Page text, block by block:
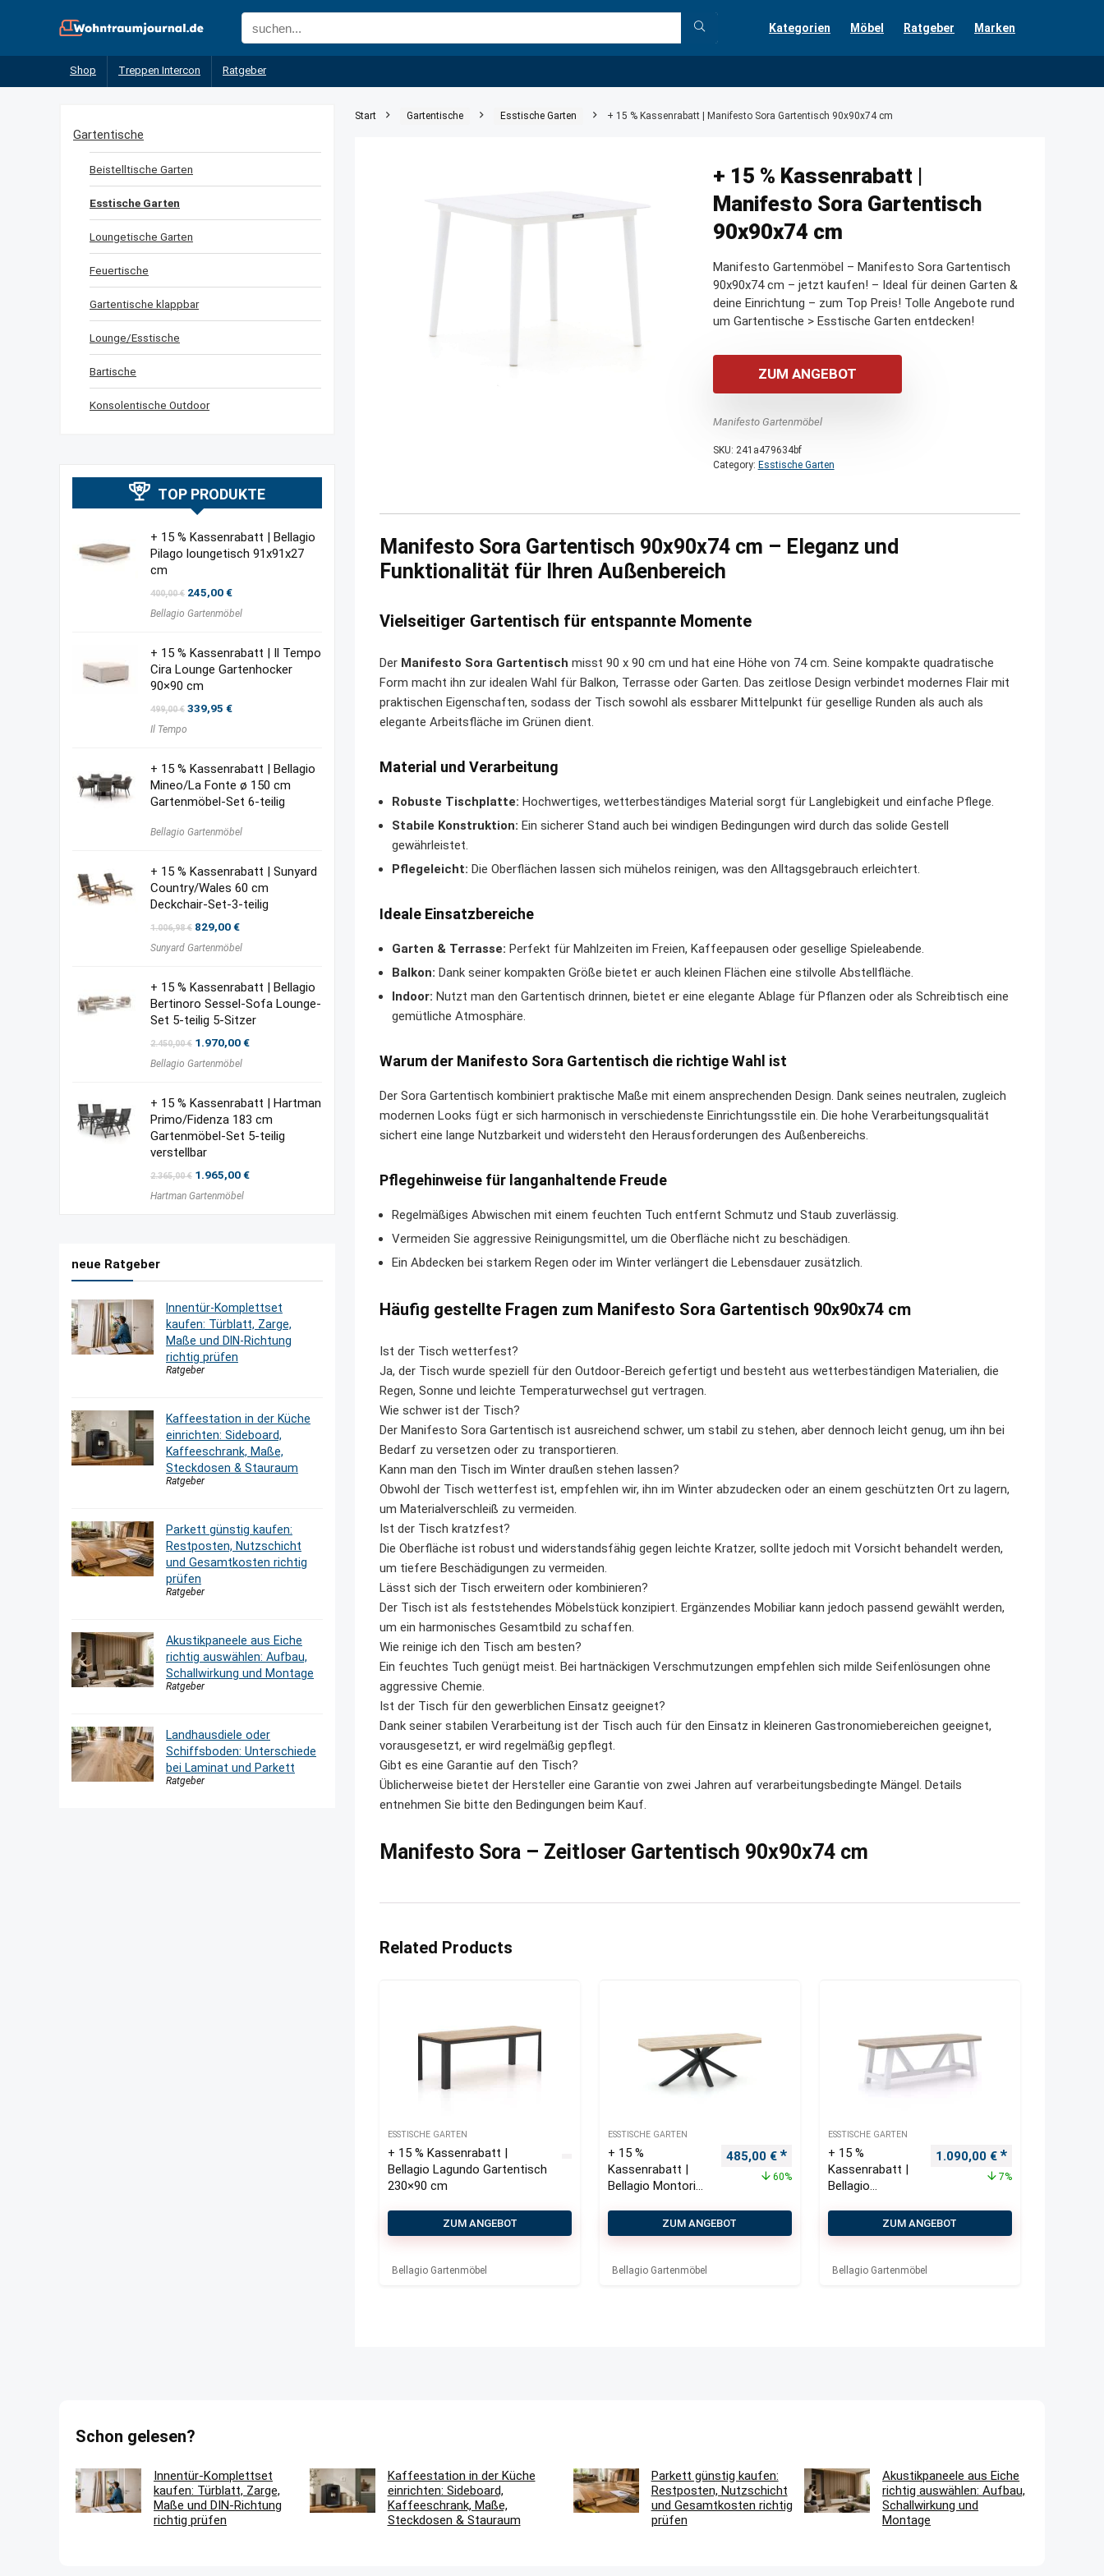
Kategorien Möbel Ratgeber Marken
Shop Treppen Intercon Ratgeber
Start Gartentische Esstische Garten + 15 % Kassenrabatt | Manifesto Sora Gartentisch 90x90x74 cm
+ 15 % Kassenrabatt |
Manifesto Sora Gartentisch
90x90x74 cm
Manifesto Gartenmöbel – Manifesto Sora Gartentisch
90x90x74 cm – jetzt kaufen! – Ideal für deinen Garten &
deine Einrichtung – zum Top Preis! Tolle Angebote rund
um Gartentische > Esstische Garten entdecken!
ZUM ANGEBOT
Manifesto Gartenmöbel
SKU: 241a479634bf
Category: Esstische Garten
Manifesto Sora Gartentisch 90x90x74 cm – Eleganz und
Funktionalität für Ihren Außenbereich
Vielseitiger Gartentisch für entspannte Momente
Der Manifesto Sora Gartentisch misst 90 x 90 cm und hat eine Höhe von 74 cm. Seine kompakte quadratische
Form macht ihn zur idealen Wahl für Balkon, Terrasse oder Garten. Das zeitlose Design verbindet modernes Flair mit
praktischen Eigenschaften, sodass der Tisch sowohl als essbarer Mittelpunkt für gesellige Runden als auch als
elegante Arbeitsfläche im Grünen dient.
Material und Verarbeitung
Robuste Tischplatte: Hochwertiges, wetterbeständiges Material sorgt für Langlebigkeit und einfache Pflege.
Stabile Konstruktion: Ein sicherer Stand auch bei windigen Bedingungen wird durch das solide Gestell
gewährleistet.
Pflegeleicht: Die Oberflächen lassen sich mühelos reinigen, was den Alltagsgebrauch erleichtert.
Ideale Einsatzbereiche
Garten & Terrasse: Perfekt für Mahlzeiten im Freien, Kaffeepausen oder gesellige Spieleabende.
Balkon: Dank seiner kompakten Größe bietet er auch kleinen Flächen eine stilvolle Abstellfläche.
Indoor: Nutzt man den Gartentisch drinnen, bietet er eine elegante Ablage für Pflanzen oder als Schreibtisch eine
gemütliche Atmosphäre.
Warum der Manifesto Sora Gartentisch die richtige Wahl ist
Der Sora Gartentisch kombiniert praktische Maße mit einem ansprechenden Design. Dank seines neutralen, zugleich
modernen Looks fügt er sich harmonisch in verschiedenste Einrichtungsstile ein. Die hohe Verarbeitungsqualität
sichert eine lange Nutzbarkeit und widersteht den Herausforderungen des Außenbereichs.
Pflegehinweise für langanhaltende Freude
Regelmäßiges Abwischen mit einem feuchten Tuch entfernt Schmutz und Staub zuverlässig.
Vermeiden Sie aggressive Reinigungsmittel, um die Oberfläche nicht zu beschädigen.
Ein Abdecken bei starkem Regen oder im Winter verlängert die Lebensdauer zusätzlich.
Häufig gestellte Fragen zum Manifesto Sora Gartentisch 90x90x74 cm
Ist der Tisch wetterfest?
Ja, der Tisch wurde speziell für den Outdoor-Bereich gefertigt und besteht aus wetterbeständigen Materialien, die
Regen, Sonne und leichte Temperaturwechsel gut vertragen.
Wie schwer ist der Tisch?
Der Manifesto Sora Gartentisch ist ausreichend schwer, um stabil zu stehen, aber dennoch leicht genug, um ihn bei
Bedarf zu versetzen oder zu transportieren.
Kann man den Tisch im Winter draußen stehen lassen?
Obwohl der Tisch wetterfest ist, empfehlen wir, ihn im Winter abzudecken oder an einem geschützten Ort zu lagern,
um Materialverschleiß zu vermeiden.
Ist der Tisch kratzfest?
Die Oberfläche ist robust und widerstandsfähig gegen leichte Kratzer, sollte jedoch mit Vorsicht behandelt werden,
um tiefere Beschädigungen zu vermeiden.
Lässt sich der Tisch erweitern oder kombinieren?
Der Tisch ist als feststehendes Möbelstück konzipiert. Ergänzendes Mobiliar kann jedoch passend gewählt werden,
um ein harmonisches Gesamtbild zu schaffen.
Wie reinige ich den Tisch am besten?
Ein feuchtes Tuch genügt meist. Bei hartnäckigen Verschmutzungen empfehlen sich milde Seifenlösungen ohne
aggressive Chemie.
Ist der Tisch für den gewerblichen Einsatz geeignet?
Dank seiner stabilen Verarbeitung ist der Tisch auch für den Einsatz in kleineren Gastronomiebereichen geeignet,
vorausgesetzt, er wird regelmäßig gepflegt.
Gibt es eine Garantie auf den Tisch?
Üblicherweise bietet der Hersteller eine Garantie von zwei Jahren auf verarbeitungsbedingte Mängel. Details
entnehmen Sie bitte den Bedingungen beim Kauf.
Manifesto Sora – Zeitloser Gartentisch 90x90x74 cm
Related Products
ESSTISCHE GARTEN
+ 15 % Kassenrabatt |
Bellagio Lagundo Gartentisch
230×90 cm
ZUM ANGEBOT
Bellagio Gartenmöbel
ESSTISCHE GARTEN
+ 15 %
Kassenrabatt |
Bellagio Montorio
220×100 cm
Ursprünglicher Preis war: 1.210,00 €
485,00 € Aktueller Preis ist: 485,00 €.
60%
ZUM ANGEBOT
Bellagio Gartenmöbel
ESSTISCHE GARTEN
+ 15 %
Kassenrabatt |
Bellagio
Gartentisch
260×100 cm
Ursprünglicher Preis war:
1.090,00 € Aktueller Preis
7%
ZUM ANGEBOT
Bellagio Gartenmöbel
Gartentische
Beistelltische Garten
Esstische Garten
Loungetische Garten
Feuertische
Gartentische klappbar
Lounge/Esstische
Bartische
Konsolentische Outdoor
TOP PRODUKTE
+ 15 % Kassenrabatt | Bellagio
Pilago loungetisch 91x91x27
cm
400,00€ Ursprünglicher
war:
245,00€Aktueller
ist:
Bellagio Gartenmöbel
+ 15 % Kassenrabatt | Il Tempo
Cira Lounge Gartenhocker
90×90 cm
499,00€ Ursprünglicher
339,95 €Aktueller
Il Tempo
+ 15 % Kassenrabatt | Bellagio
Mineo/La Fonte ø 150 cm
Gartenmöbel-Set 6-teilig
Bellagio Gartenmöbel
+ 15 % Kassenrabatt | Sunyard
Country/Wales 60 cm
Deckchair-Set-3-teilig
1.006,98€ Ursprünglicher
war:
829,00€Aktueller
ist:
Sunyard Gartenmöbel
+ 15 % Kassenrabatt | Bellagio
Bertinoro Sessel-Sofa Lounge-
Set 5-teilig 5-Sitzer
2.450,00€ Ursprünglicher
war:
1.970,00€Aktueller
Bellagio Gartenmöbel
+ 15 % Kassenrabatt | Hartman
Primo/Fidenza 183 cm
Gartenmöbel-Set 5-teilig
verstellbar
2.365,00€ Ursprünglicher
war:
1.965,00€Aktueller
Hartman Gartenmöbel
neue Ratgeber
Innentür-Komplettset
kaufen: Türblatt, Zarge,
Maße und DIN-Richtung
richtig prüfen
Ratgeber
Kaffeestation in der Küche
einrichten: Sideboard,
Kaffeeschrank, Maße,
Steckdosen & Stauraum
Ratgeber
Parkett günstig kaufen:
Restposten, Nutzschicht
und Gesamtkosten richtig
prüfen
Ratgeber
Akustikpaneele aus Eiche
richtig auswählen: Aufbau,
Schallwirkung und Montage
Ratgeber
Landhausdiele oder
Schiffsboden: Unterschiede
bei Laminat und Parkett
Ratgeber
Schon gelesen?
Innentür-Komplettset
kaufen: Türblatt, Zarge,
Maße und DIN-Richtung
richtig prüfen
Kaffeestation in der Küche
einrichten: Sideboard,
Kaffeeschrank, Maße,
Steckdosen & Stauraum
Parkett günstig kaufen:
Restposten, Nutzschicht
und Gesamtkosten richtig
prüfen
Akustikpaneele aus Eiche
richtig auswählen: Aufbau,
Schallwirkung und
Montage